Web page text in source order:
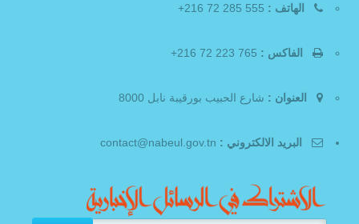
الهاتف :
الفاكس :
العنوان : شارع الحبيب بورقيبة نابل 8000
البريد الالكتروني :